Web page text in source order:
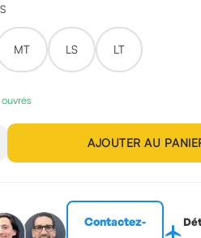
MT LS LT
AJOUTER AU
Contactez-
flight